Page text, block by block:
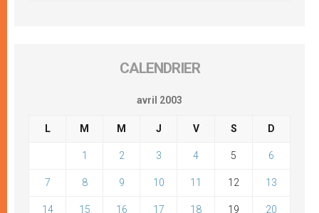
CALENDRIER
avril 2003
L M M J V S D
1 2 3 4 5 6
7 8 9 10 11 12 13
14 15 16 17 18 19 20